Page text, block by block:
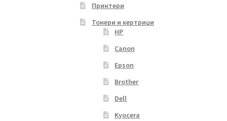
Принтери
Тонери и кертриџи
HP
Canon
Epson
Brother
Dell
Kyocera